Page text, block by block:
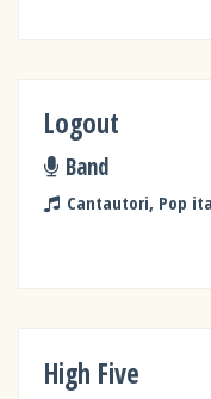
Logout
Band
Cantautori, Pop
High Five